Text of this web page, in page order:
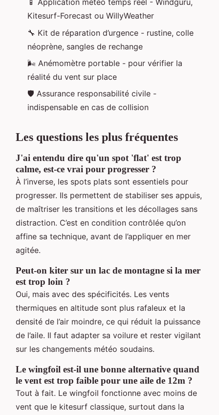
📱 Application météo temps réel - Windguru,
Kitesurf-Forecast ou WillyWeather
🔧 Kit de réparation d’urgence - rustine, colle
néoprène, sangles de rechange
🌬️ Anémomètre portable - pour vérifier la
réalité du vent sur place
🛡️ Assurance responsabilité civile -
indispensable en cas de collision
Les questions les plus fréquentes
J'ai entendu dire qu'un spot 'flat' est trop
calme, est-ce vrai pour progresser ?
À l’inverse, les spots plats sont essentiels pour
progresser. Ils permettent de stabiliser ses appuis,
de maîtriser les transitions et les décollages sans
distraction. C’est en condition contrôlée qu’on
affine sa technique, avant de l’appliquer en mer
agitée.
Peut-on kiter sur un lac de montagne si la mer
est trop loin ?
Oui, mais avec des spécificités. Les vents
thermiques en altitude sont plus rafaleux et la
densité de l’air moindre, ce qui réduit la puissance
de l’aile. Il faut adapter sa voilure et rester vigilant
sur les changements météo soudains.
Le wingfoil est-il une bonne alternative quand
le vent est trop faible pour une aile de 12m ?
Tout à fait. Le wingfoil fonctionne avec moins de
vent que le kitesurf classique, surtout dans la